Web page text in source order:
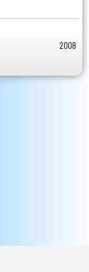
2008